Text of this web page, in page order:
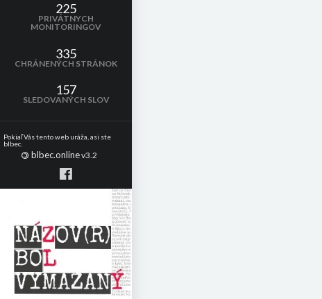
225
PRIVÁTNYCH
MONITORINGOV
335
CHRÁNENÝCH STRÁNOK
157
SLEDOVANÝCH SLOV
Pokiaľ Vás tento web uráža, asi ste
blbec.
© blbec.onlinev3.2